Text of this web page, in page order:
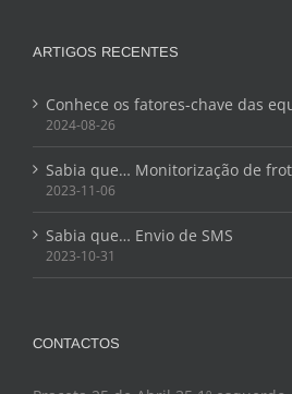
ARTIGOS RECENTES
Conhece os fatores-chave das
2024-08-26
Sabia que… Monitorização de
2023-11-06
Sabia que… Envio de SMS
2023-10-31
CONTACTOS